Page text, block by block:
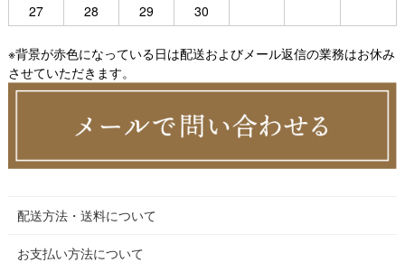
27
28 29 30
※背景が赤色になっている日は配送およびメール返信の業務はお休み
させていただきます。
配送方法・送料について
お支払い方法について